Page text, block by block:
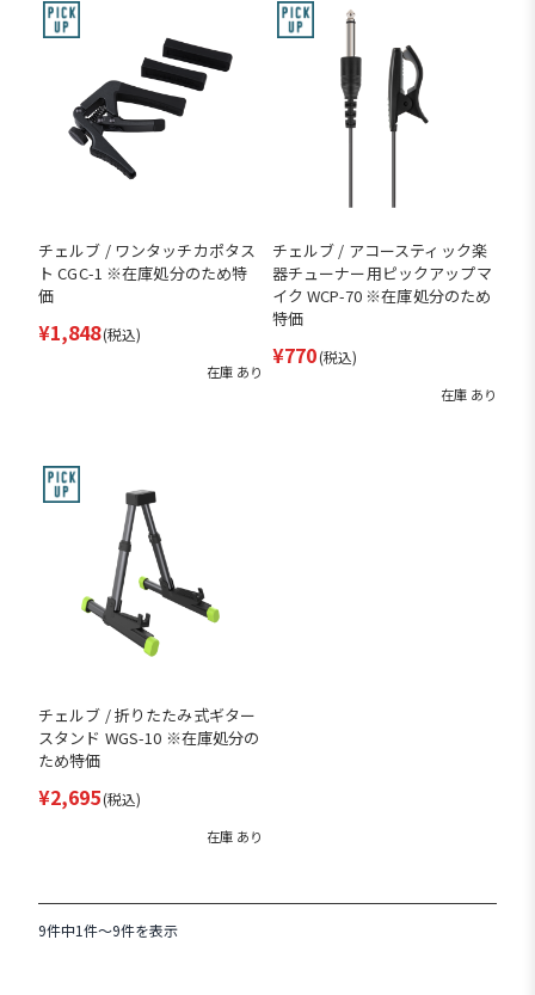
チェルブ / ワンタッチカポタス
ト CGC-1 ※在庫処分のため特
価
¥1,848(税込)
在庫 あり
チェルブ / アコースティック楽
器チューナー用ピックアップマ
イク WCP-70 ※在庫処分のため
特価
¥770(税込)
在庫 あり
チェルブ / 折りたたみ式ギター
スタンド WGS-10 ※在庫処分の
ため特価
¥2,695(税込)
在庫 あり
9件中1件～9件を表示